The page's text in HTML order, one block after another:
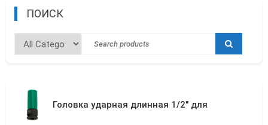
ПОИСК
Головка ударная длинная 1/2" для